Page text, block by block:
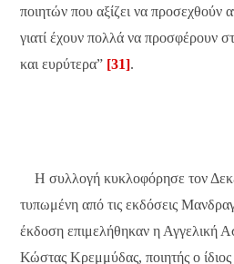
ποιητών που αξίζει να προσεχθούν
γιατί έχουν πολλά να προσφέρουν
και ευρύτερα” [31].
Η συλλογή κυκλοφόρησε τον
τυπωμένη από τις εκδόσεις
έκδοση επιμελήθηκαν η Αγγελική
Κώστας Κρεμμύδας, ποιητής ο ίδιος